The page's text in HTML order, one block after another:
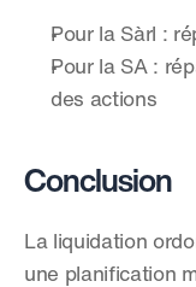
Pour la Sàrl :
Pour la SA :
des actions
Conclusion
La liquidation
une planification